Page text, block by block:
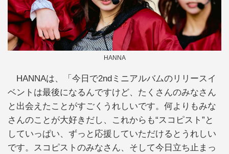
HANNA
HANNAは、「今日で2ndミニアルバムのリリースイ
ベントは最後になるんですけど、たくさんのみなさん
と出会えたことがすごくうれしいです。何よりもみな
さんのことが大好きだし、これからも“スコピスト”と
していっぱい、ずっと応援していただけるとうれしい
です。スコピストのみなさん、そして今日立ち止まっ